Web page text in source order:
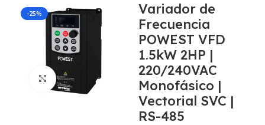
-25%
Click to enlarge
Variador de
Frecuencia
POWEST VFD
1.5kW 2HP |
220/240VAC
Monofásico |
Vectorial SVC |
RS-485